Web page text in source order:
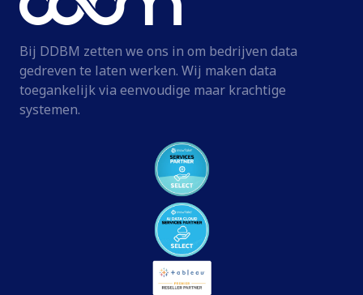
Bij DDBM zetten we ons in om bedrijven data
gedreven te laten werken. Wij maken data
toegankelijk via eenvoudige maar krachtige
systemen.